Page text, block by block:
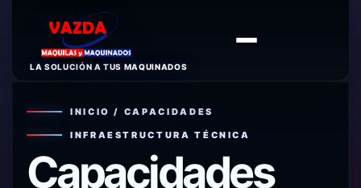
LA SOLUCIÓN A TUS MAQUINADOS
INICIO / CAPACIDADES
INFRAESTRUCTURA TÉCNICA
Capacidades